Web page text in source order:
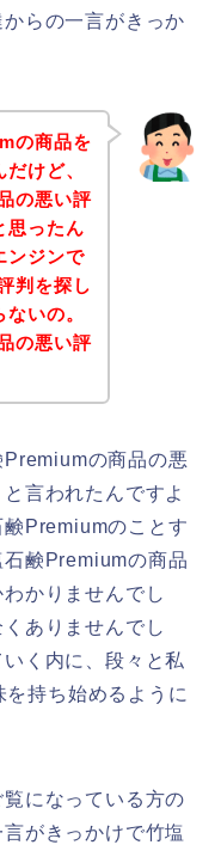
らの一言がきっか
の商品を
けど、
の悪い評
思ったん
ンジンで
判を探し
いの。
の悪い評
の商品の悪
言われたんですよ
Premiumのことす
鹸Premiumの商品
かりませんでし
ありませんでし
く内に、段々と私
持ち始めるように
になっている方の
がきっかけで竹塩